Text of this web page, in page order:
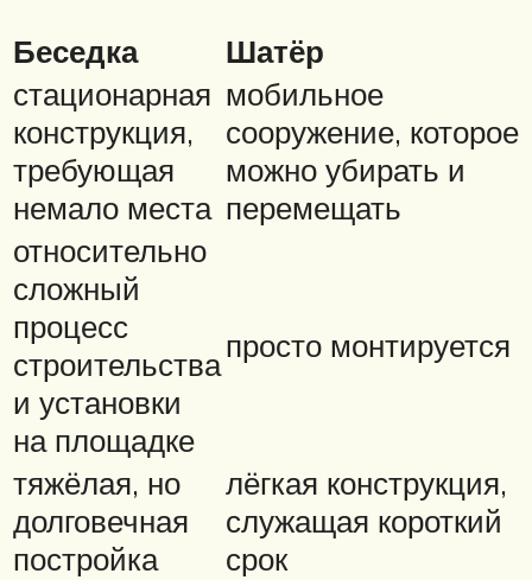
Беседка
Шатёр
стационарная
конструкция,
требующая
немало места
мобильное
сооружение, которое
можно убирать и
перемещать
относительно
сложный
процесс
строительства
и установки
на площадке
просто монтируется
тяжёлая, но
долговечная
постройка
лёгкая конструкция,
служащая короткий
срок